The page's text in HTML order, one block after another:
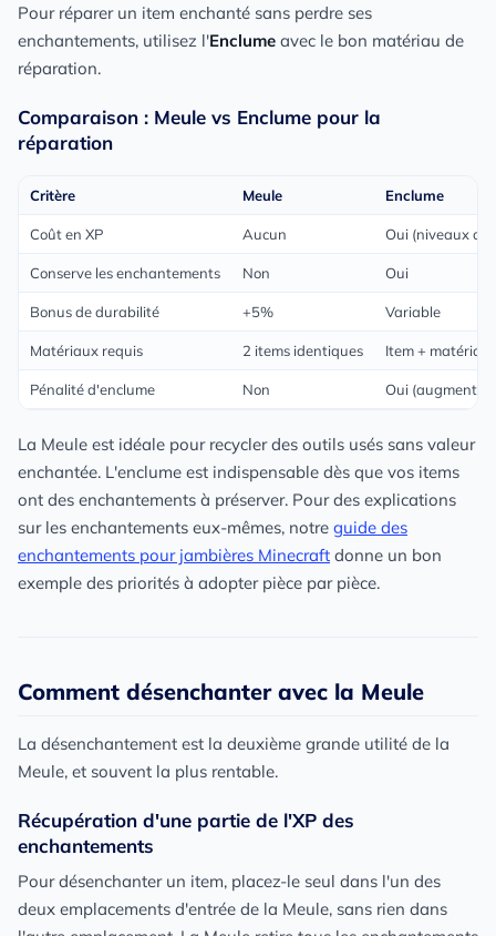
Pour réparer un item enchanté sans perdre ses
enchantements, utilisez l'Enclume avec le bon matériau de
réparation.
Comparaison : Meule vs Enclume pour la
réparation
Critère Meule Enclume
Coût en XP Aucun Oui (niveaux
Conserve les enchantements Non Oui
Bonus de durabilité +5% Variable
Matériaux requis 2 items identiques Item +
Pénalité d'enclume Non Oui (augmente
La Meule est idéale pour recycler des outils usés sans valeur
enchantée. L'enclume est indispensable dès que vos items
ont des enchantements à préserver. Pour des explications
sur les enchantements eux-mêmes, notre guide des
enchantements pour jambières Minecraft donne un bon
exemple des priorités à adopter pièce par pièce.
Comment désenchanter avec la Meule
La désenchantement est la deuxième grande utilité de la
Meule, et souvent la plus rentable.
Récupération d'une partie de l'XP des
enchantements
Pour désenchanter un item, placez-le seul dans l'un des
deux emplacements d'entrée de la Meule, sans rien dans